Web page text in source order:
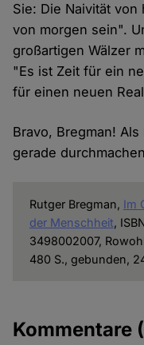
Sie: Die Naivität
von morgen sein".
großartigen Wälzer
"Es ist Zeit für ein
für einen neuen
Bravo, Bregman!
gerade
Rutger Bregman, Im
der Menschheit,
3498002007,
480 S., gebunden,
Kommentare